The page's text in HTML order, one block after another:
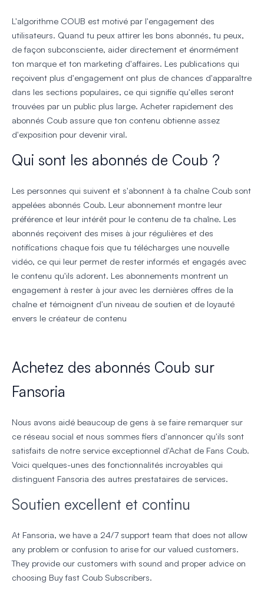
L'algorithme COUB est motivé par l'engagement des
utilisateurs. Quand tu peux attirer les bons abonnés, tu peux,
de façon subconsciente, aider directement et énormément
ton marque et ton marketing d'affaires. Les publications qui
reçoivent plus d'engagement ont plus de chances d'apparaître
dans les sections populaires, ce qui signifie qu'elles seront
trouvées par un public plus large. Acheter rapidement des
abonnés Coub assure que ton contenu obtienne assez
d'exposition pour devenir viral.
Qui sont les abonnés de Coub ?
Les personnes qui suivent et s'abonnent à ta chaîne Coub sont
appelées abonnés Coub. Leur abonnement montre leur
préférence et leur intérêt pour le contenu de ta chaîne. Les
abonnés reçoivent des mises à jour régulières et des
notifications chaque fois que tu télécharges une nouvelle
vidéo, ce qui leur permet de rester informés et engagés avec
le contenu qu'ils adorent. Les abonnements montrent un
engagement à rester à jour avec les dernières offres de la
chaîne et témoignent d'un niveau de soutien et de loyauté
envers le créateur de contenu
Achetez des abonnés Coub sur
Fansoria
Nous avons aidé beaucoup de gens à se faire remarquer sur
ce réseau social et nous sommes fiers d'annoncer qu'ils sont
satisfaits de notre service exceptionnel d'Achat de Fans Coub.
Voici quelques-unes des fonctionnalités incroyables qui
distinguent Fansoria des autres prestataires de services.
Soutien excellent et continu
At Fansoria, we have a 24/7 support team that does not allow
any problem or confusion to arise for our valued customers.
They provide our customers with sound and proper advice on
choosing Buy fast Coub Subscribers.